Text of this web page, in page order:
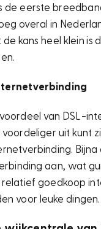
de eerste
overal in
kans heel klein is
van DSL-
uit kunt
Bijna
aan, wat
relatief goedkoop
voor leuke dingen.